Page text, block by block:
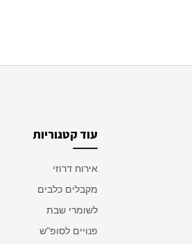
עוד קטגוריות
אירוח דרוזי
מקבלים כלבים
לשומרי שבת
פנויים לסופ"ש